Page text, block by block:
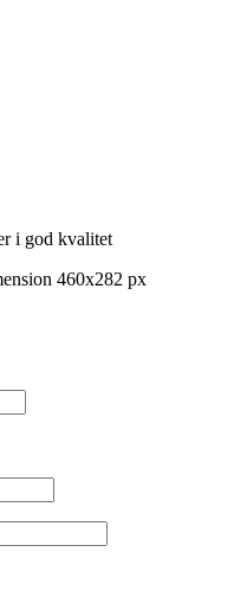
i god kvalitet
460x282 px